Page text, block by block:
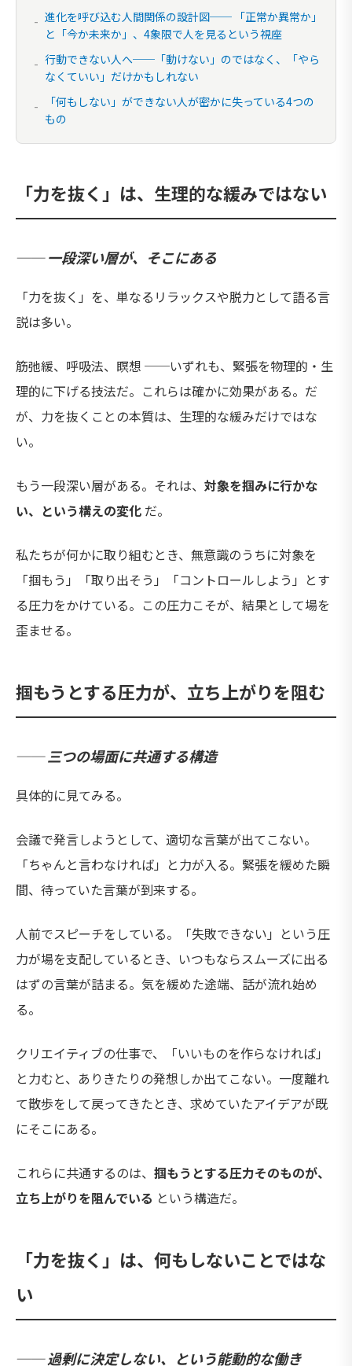
進化を呼び込む人間関係の設計図── 「正常か異常か」
と「今か未来か」、4象限で人を見るという視座
行動できない人へ──「動けない」のではなく、「やら
なくていい」だけかもしれない
「何もしない」ができない人が密かに失っている4つの
もの
「力を抜く」は、生理的な緩みではない
── 一段深い層が、そこにある
「力を抜く」を、単なるリラックスや脱力として語る言
説は多い。
筋弛緩、呼吸法、瞑想 ──いずれも、緊張を物理的・生
理的に下げる技法だ。これらは確かに効果がある。だ
が、力を抜くことの本質は、生理的な緩みだけではな
い。
もう一段深い層がある。それは、 対象を掴みに行かな
い、という構えの変化 だ。
私たちが何かに取り組むとき、無意識のうちに対象を
「掴もう」「取り出そう」「コントロールしよう」とす
る圧力をかけている。この圧力こそが、結果として場を
歪ませる。
掴もうとする圧力が、立ち上がりを阻む
── 三つの場面に共通する構造
具体的に見てみる。
会議で発言しようとして、適切な言葉が出てこない。
「ちゃんと言わなければ」と力が入る。緊張を緩めた瞬
間、待っていた言葉が到来する。
人前でスピーチをしている。「失敗できない」という圧
力が場を支配しているとき、いつもならスムーズに出る
はずの言葉が詰まる。気を緩めた途端、話が流れ始め
る。
クリエイティブの仕事で、「いいものを作らなければ」
と力むと、ありきたりの発想しか出てこない。一度離れ
て散歩をして戻ってきたとき、求めていたアイデアが既
にそこにある。
これらに共通するのは、 掴もうとする圧力そのものが、
立ち上がりを阻んでいる という構造だ。
「力を抜く」は、何もしないことではな
い
── 過剰に決定しない、という能動的な働き